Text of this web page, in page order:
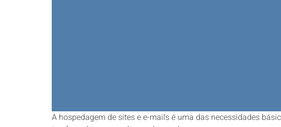
A hospedagem de sites e e-mails é uma das necessidades